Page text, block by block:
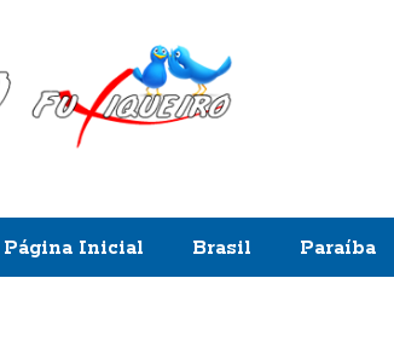
Página Inicial Brasil Paraíba